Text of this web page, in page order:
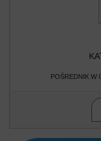
POŚREDNIK W